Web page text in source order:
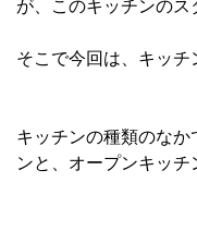
が、このキッチンのス
そこで今回は、キッチ
キッチンの種類のな
ンと、オープンキッチ